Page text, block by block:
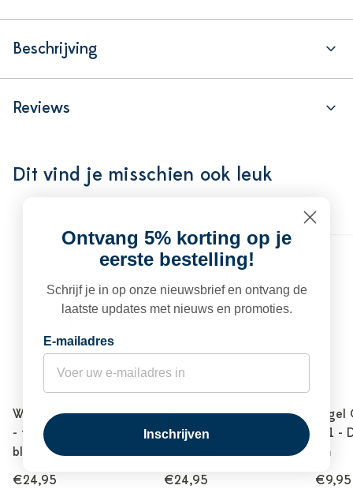
Beschrijving
Reviews
Dit vind je misschien ook leuk
Waxinelichthouder huis
- trapgevel - Delfts
blauw - 17 cm
€24,95
Waxinelichthouder huis
- klokgevel - Delfts
blauw - 17 cm
€24,95
nr.1
cm
€9,95
Ontvang 5% korting op je
eerste bestelling!
Schrijf je in op onze nieuwsbrief en ontvang de
laatste updates met nieuws en promoties.
E-mailadres
Inschrijven